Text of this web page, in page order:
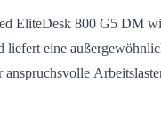
EliteDesk 800 G5 DM
liefert eine